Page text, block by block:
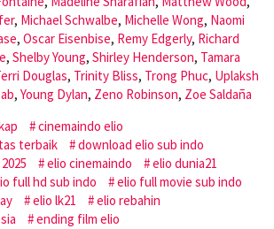
, Michael Schwalbe, Michelle Wong, Naomi
, Oscar Eisenbise, Remy Edgerly, Richard
, Shelby Young, Shirley Henderson, Tamara
Douglas, Trinity Bliss, Trong Phuc, Uplaksh
, Young Dylan, Zeno Robinson, Zoe Saldaña
cinemaindo elio
terbaik
download elio sub indo
elio cinemaindo
elio dunia21
full hd sub indo
elio full movie sub indo
elio lk21
elio rebahin
ending film elio